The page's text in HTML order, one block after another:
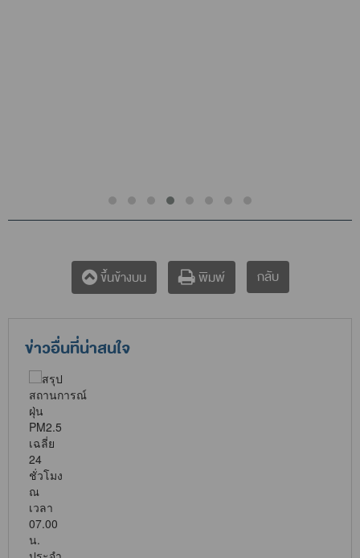
ขึ้นข้างบน พิมพ์ กลับ
ข่าวอื่นที่น่าสนใจ